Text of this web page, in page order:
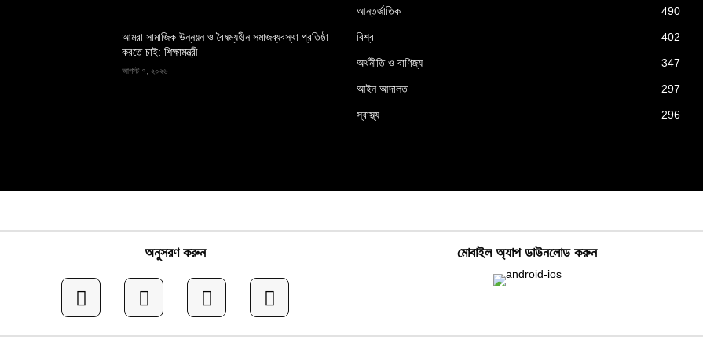
আমরা সামাজিক উন্নয়ন ও বৈষম্যহীন সমাজব্যবস্থা প্রতিষ্ঠা
করতে চাই: শিক্ষামন্ত্রী
আগস্ট ৭, ২০২৬
আন্তর্জাতিক 490
বিশ্ব 402
অর্থনীতি ও বাণিজ্য 347
আইন আদালত 297
স্বাস্থ্য 296
অনুসরণ করুন মোবাইল অ্যাপ ডাউনলোড করুন